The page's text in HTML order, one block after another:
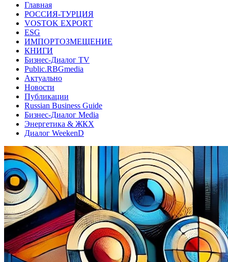
Главная
РОССИЯ-ТУРЦИЯ
VOSTOK EXPORT
ESG
ИМПОРТОЗМЕЩЕНИЕ
КНИГИ
Бизнес-Диалог TV
Public.RBGmedia
Актуально
Новости
Публикации
Russian Business Guide
Бизнес-Диалог Media
Энергетика & ЖКХ
Диалог WeekenD